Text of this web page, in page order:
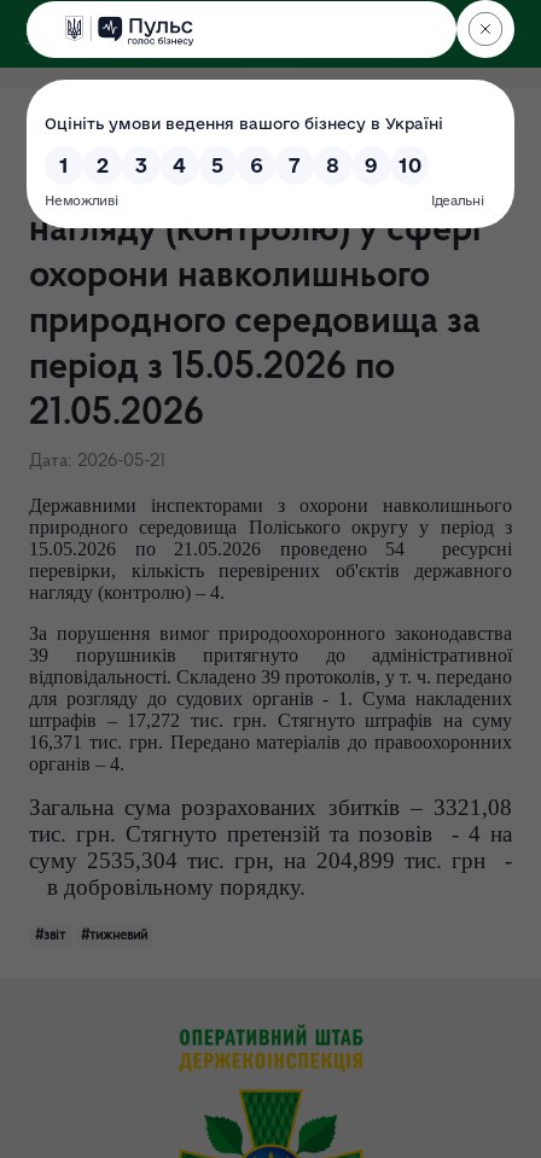
ДЕРЖЕКОІНСПЕКЦІЯ
Поліського округу
ЗВІТ щодо результатів
здійснення державного
нагляду (контролю) у сфері
охорони навколишнього
природного середовища за
період з 15.05.2026 по
21.05.2026
Дата: 2026-05-21
Державними інспекторами з охорони навколишнього
природного середовища Поліського округу у період з
15.05.2026 по 21.05.2026 проведено 54 ресурсні
перевірки, кількість перевірених об'єктів державного
нагляду (контролю) – 4.
За порушення вимог природоохоронного законодавства
39 порушників притягнуто до адміністративної
відповідальності. Складено 39 протоколів, у т. ч. передано
для розгляду до судових органів - 1. Сума накладених
штрафів – 17,272 тис. грн. Стягнуто штрафів на суму
16,371 тис. грн. Передано матеріалів до правоохоронних
органів – 4.
Загальна сума розрахованих збитків – 3321,08
тис. грн. Стягнуто претензій та позовів - 4 на
суму 2535,304 тис. грн, на 204,899 тис. грн -
в добровільному порядку.
#звіт #тижневий